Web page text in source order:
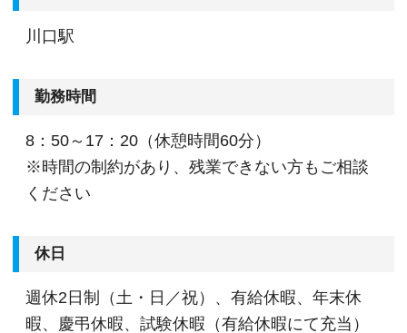
川口駅
勤務時間
8：50～17：20（休憩時間60分）
※時間の制約があり、残業できない方もご相談
ください
休日
週休2日制（土・日／祝）、有給休暇、年末休
暇、慶弔休暇、試験休暇（有給休暇にて充当）